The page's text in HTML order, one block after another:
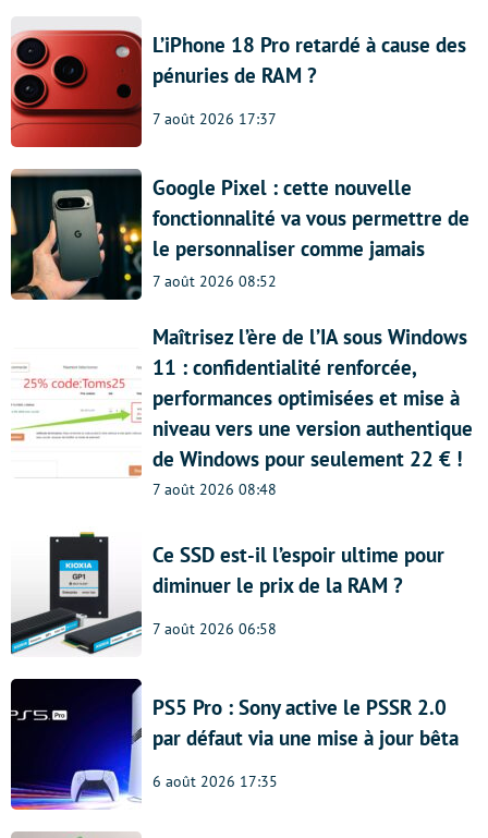
L’iPhone 18 Pro retardé à cause des
pénuries de RAM ?
7 août 2026 17:37
Google Pixel : cette nouvelle
fonctionnalité va vous permettre de
le personnaliser comme jamais
7 août 2026 08:52
Maîtrisez l’ère de l’IA sous Windows
11 : confidentialité renforcée,
performances optimisées et mise à
niveau vers une version authentique
de Windows pour seulement 22 € !
7 août 2026 08:48
Ce SSD est-il l’espoir ultime pour
diminuer le prix de la RAM ?
7 août 2026 06:58
PS5 Pro : Sony active le PSSR 2.0
par défaut via une mise à jour bêta
6 août 2026 17:35